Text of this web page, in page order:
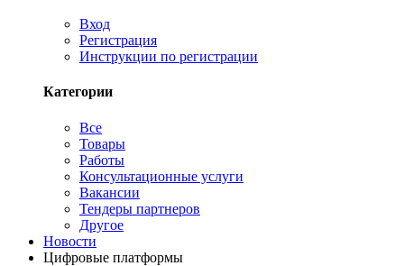
Вход
Регистрация
Инструкции по регистрации
Категории
Все
Товары
Работы
Консультационные услуги
Вакансии
Тендеры партнеров
Другое
Новости
Цифровые платформы